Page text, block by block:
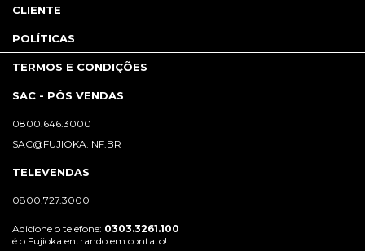
CLIENTE
POLÍTICAS
TERMOS E CONDIÇÕES
SAC - PÓS VENDAS
0800.646.3000
SAC@FUJIOKA.INF.BR
TELEVENDAS
0800.727.3000
Adicione o telefone: 0303.3261.100
é o Fujioka entrando em contato!